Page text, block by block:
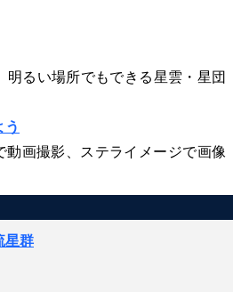
明るい場所でもできる星雲・星団
う
動画撮影、ステライメージで画像
星群